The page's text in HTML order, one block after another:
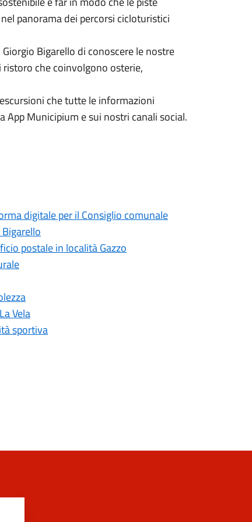
panorama dei percorsi cicloturistici
Bigarello di conoscere le nostre
che coinvolgono osterie,
che tutte le informazioni
Municipium e sui nostri canali social.
digitale per il Consiglio comunale
postale in località Gazzo
Vela
sportiva